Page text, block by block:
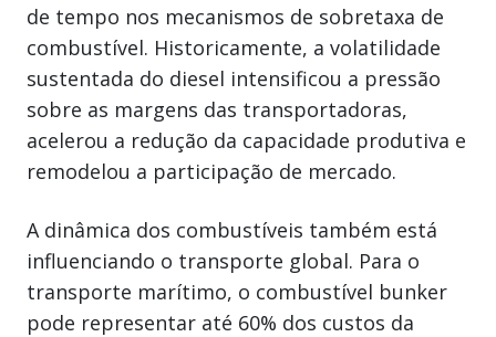
de tempo nos mecanismos de sobretaxa de
combustível. Historicamente, a volatilidade
sustentada do diesel intensificou a pressão
sobre as margens das transportadoras,
acelerou a redução da capacidade produtiva e
remodelou a participação de mercado.
A dinâmica dos combustíveis também está
influenciando o transporte global. Para o
transporte marítimo, o combustível bunker
pode representar até 60% dos custos da